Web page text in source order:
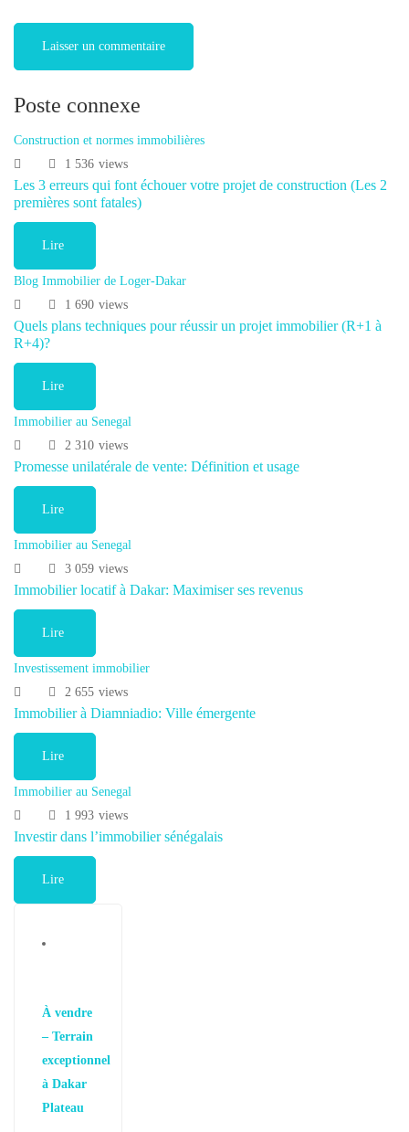
Poste connexe
Construction et normes immobilières
views
1 536
Les 3 erreurs qui font échouer votre projet de construction (Les 2
premières sont fatales)
Lire
Blog Immobilier de Loger-Dakar
views
1 690
Quels plans techniques pour réussir un projet immobilier (R+1 à
R+4)?
Lire
Immobilier au Senegal
views
2 310
Promesse unilatérale de vente: Définition et usage
Lire
Immobilier au Senegal
views
3 059
Immobilier locatif à Dakar: Maximiser ses revenus
Lire
Investissement immobilier
views
2 655
Immobilier à Diamniadio: Ville émergente
Lire
Immobilier au Senegal
views
1 993
Investir dans l’immobilier sénégalais
Lire
À vendre
– Terrain
exceptionnel
à Dakar
Plateau